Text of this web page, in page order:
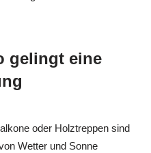
gelingt eine
oder Holztreppen sind
Wetter und Sonne